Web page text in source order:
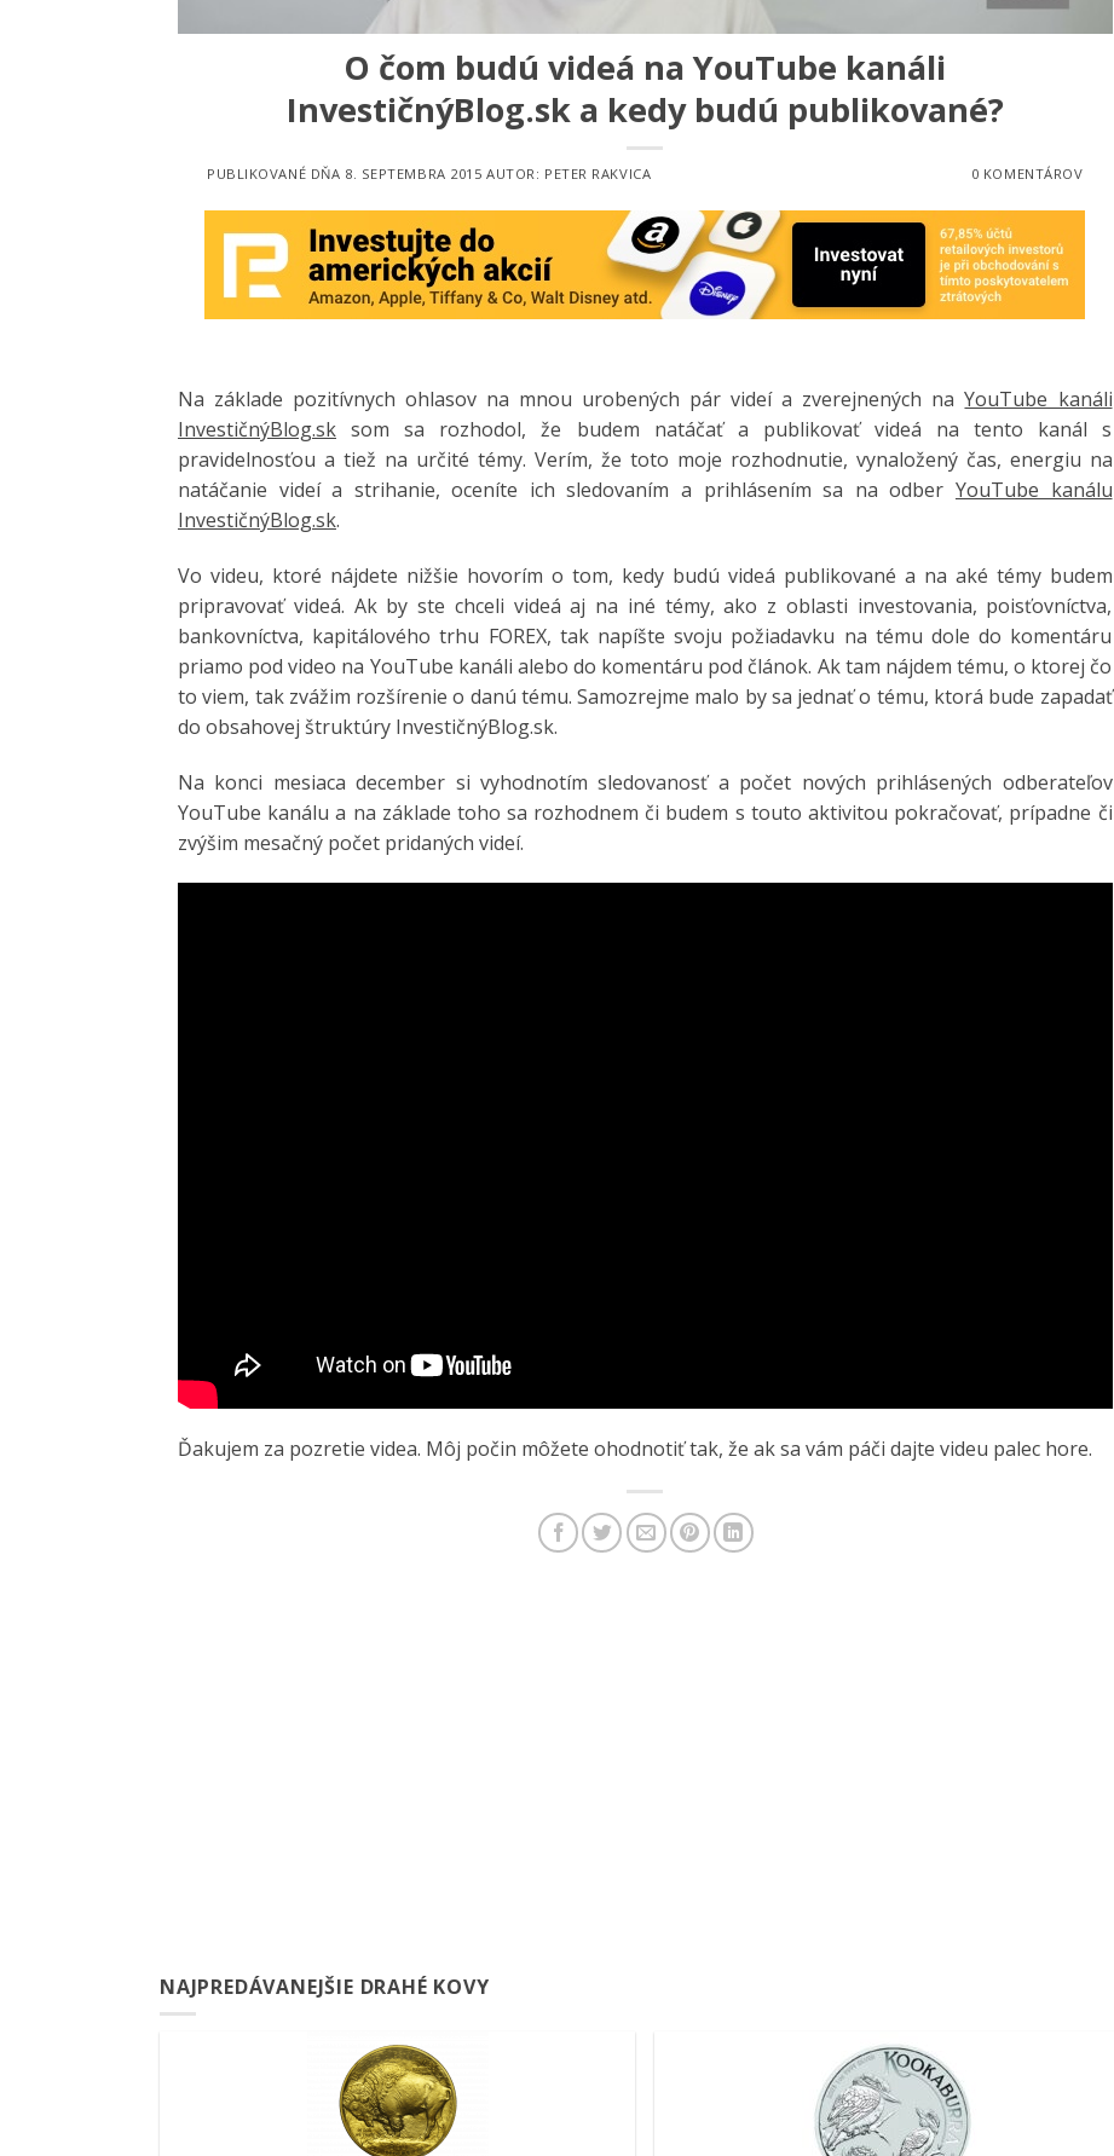
O čom budú videá na YouTube kanáli
InvestičnýBlog.sk a kedy budú publikované?
PUBLIKOVANÉ DŇA 8. SEPTEMBRA 2015 AUTOR: PETER RAKVICA 0 KOMENTÁROV
Na základe pozitívnych ohlasov na mnou urobených pár videí a zverejnených naYouTube kanáli
InvestičnýBlog.sk som sa rozhodol, že budem natáčať a publikovať videá na tento kanál s
pravidelnosťou a tiež na určité témy. Verím, že toto moje rozhodnutie, vynaložený čas, energiu na
natáčanie videí a strihanie, oceníte ich sledovaním a prihlásením sa na odber YouTube kanálu
InvestičnýBlog.sk.
Vo videu, ktoré nájdete nižšie hovorím o tom, kedy budú videá publikované a na aké témy budem
pripravovať videá. Ak by ste chceli videá aj na iné témy, ako z oblasti investovania, poisťovníctva,
bankovníctva, kapitálového trhu FOREX, tak napíšte svoju požiadavku na tému dole do komentáru
priamo pod video na YouTube kanáli alebo do komentáru pod článok. Ak tam nájdem tému, o ktorej čo
to viem, tak zvážim rozšírenie o danú tému. Samozrejme malo by sa jednať o tému, ktorá bude zapadať
do obsahovej štruktúry InvestičnýBlog.sk.
Na konci mesiaca december si vyhodnotím sledovanosť a počet nových prihlásených odberateľov
YouTube kanálu a na základe toho sa rozhodnem či budem s touto aktivitou pokračovať, prípadne či
zvýšim mesačný počet pridaných videí.
Ďakujem za pozretie videa. Môj počin môžete ohodnotiť tak, že ak sa vám páči dajte videu palec hore.
NAJPREDÁVANEJŠIE DRAHÉ KOVY
Pridať k
obľúbeným
Pridať k
obľúbeným